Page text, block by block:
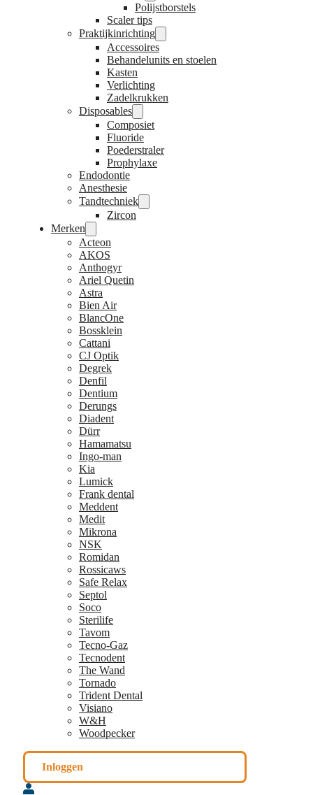
Polijstborstels
Scaler tips
Praktijkinrichting
Accessoires
Behandelunits en stoelen
Kasten
Verlichting
Zadelkrukken
Disposables
Composiet
Fluoride
Poederstraler
Prophylaxe
Endodontie
Anesthesie
Tandtechniek
Zircon
Merken
Acteon
AKOS
Anthogyr
Ariel Quetin
Astra
Bien Air
BlancOne
Bossklein
Cattani
CJ Optik
Degrek
Denfil
Dentium
Derungs
Diadent
Dürr
Hamamatsu
Ingo-man
Kia
Lumick
Frank dental
Meddent
Medit
Mikrona
NSK
Romidan
Rossicaws
Safe Relax
Septol
Soco
Sterilife
Tavom
Tecno-Gaz
Tecnodent
The Wand
Tornado
Trident Dental
Visiano
W&H
Woodpecker
Inloggen